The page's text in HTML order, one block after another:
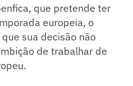
que pretende ter
europeia, o
sua decisão não
de trabalhar de